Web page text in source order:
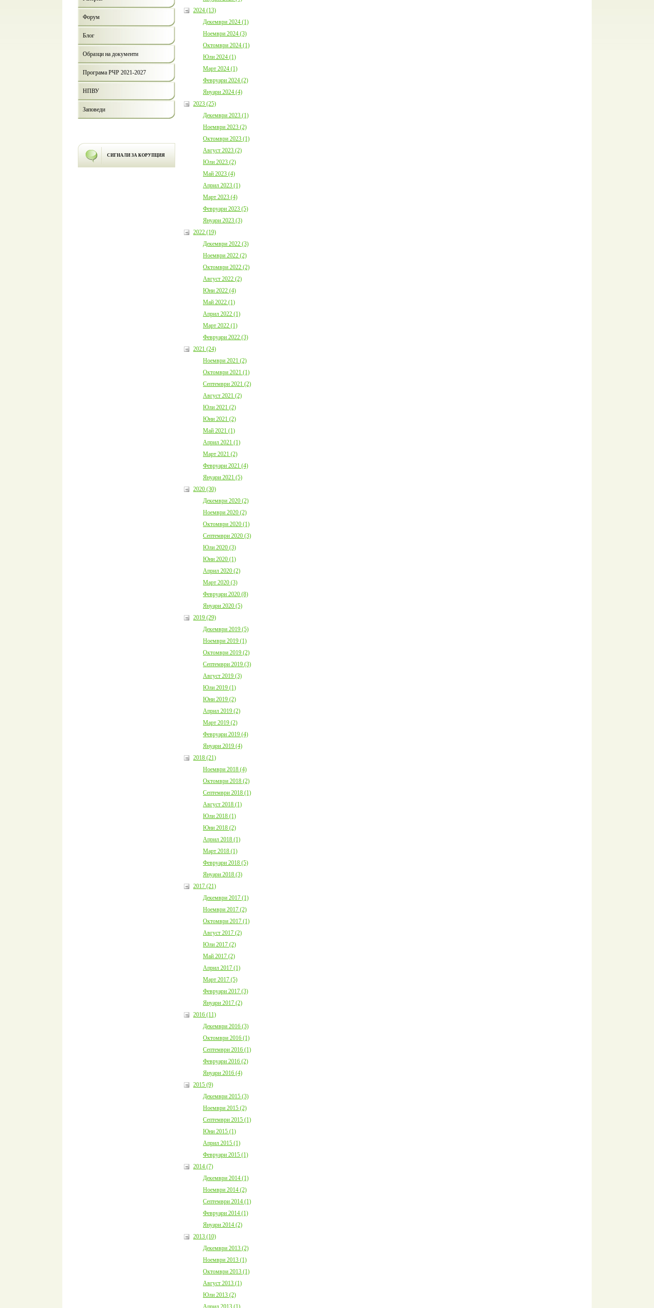
Форум
Блог
Образци на документи
Програма РЧР 2021-2027
НПВУ
Заповеди
СИГНАЛИ ЗА КОРУПЦИЯ
2024 (13)
Декември 2024 (1)
Ноември 2024 (3)
Октомври 2024 (1)
Юли 2024 (1)
Март 2024 (1)
Февруари 2024 (2)
Януари 2024 (4)
2023 (25)
Декември 2023 (1)
Ноември 2023 (2)
Октомври 2023 (1)
Август 2023 (2)
Юли 2023 (2)
Май 2023 (4)
Април 2023 (1)
Март 2023 (4)
Февруари 2023 (5)
Януари 2023 (3)
2022 (19)
Декември 2022 (3)
Ноември 2022 (2)
Октомври 2022 (2)
Август 2022 (2)
Юни 2022 (4)
Май 2022 (1)
Април 2022 (1)
Март 2022 (1)
Февруари 2022 (3)
2021 (24)
Ноември 2021 (2)
Октомври 2021 (1)
Септември 2021 (2)
Август 2021 (2)
Юли 2021 (2)
Юни 2021 (2)
Май 2021 (1)
Април 2021 (1)
Март 2021 (2)
Февруари 2021 (4)
Януари 2021 (5)
2020 (30)
Декември 2020 (2)
Ноември 2020 (2)
Октомври 2020 (1)
Септември 2020 (3)
Юли 2020 (3)
Юни 2020 (1)
Април 2020 (2)
Март 2020 (3)
Февруари 2020 (8)
Януари 2020 (5)
2019 (29)
Декември 2019 (5)
Ноември 2019 (1)
Октомври 2019 (2)
Септември 2019 (3)
Август 2019 (3)
Юли 2019 (1)
Юни 2019 (2)
Април 2019 (2)
Март 2019 (2)
Февруари 2019 (4)
Януари 2019 (4)
2018 (21)
Ноември 2018 (4)
Октомври 2018 (2)
Септември 2018 (1)
Август 2018 (1)
Юли 2018 (1)
Юни 2018 (2)
Април 2018 (1)
Март 2018 (1)
Февруари 2018 (5)
Януари 2018 (3)
2017 (21)
Декември 2017 (1)
Ноември 2017 (2)
Октомври 2017 (1)
Август 2017 (2)
Юли 2017 (2)
Май 2017 (2)
Април 2017 (1)
Март 2017 (5)
Февруари 2017 (3)
Януари 2017 (2)
2016 (11)
Декември 2016 (3)
Октомври 2016 (1)
Септември 2016 (1)
Февруари 2016 (2)
Януари 2016 (4)
2015 (9)
Декември 2015 (3)
Ноември 2015 (2)
Септември 2015 (1)
Юни 2015 (1)
Април 2015 (1)
Февруари 2015 (1)
2014 (7)
Декември 2014 (1)
Ноември 2014 (2)
Септември 2014 (1)
Февруари 2014 (1)
Януари 2014 (2)
2013 (10)
Декември 2013 (2)
Ноември 2013 (1)
Октомври 2013 (1)
Август 2013 (1)
Юли 2013 (2)
Април 2013 (1)